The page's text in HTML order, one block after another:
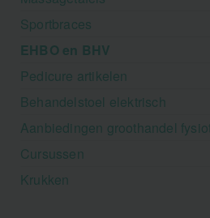
Sportbraces
EHBO en BHV
Pedicure artikelen
Behandelstoel elektrisch
Aanbiedingen groothandel
Cursussen
Krukken